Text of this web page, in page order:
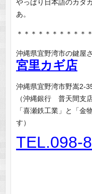
やっぱり日本語のカタ
あ。
＊＊＊＊＊＊＊＊＊＊
沖縄県宜野湾市の鍵屋
宮里カギ店
沖縄県宜野湾市野嵩2-
（沖縄銀行 普天間支
「喜瀬鉄工業」と「
す）
TEL.098-